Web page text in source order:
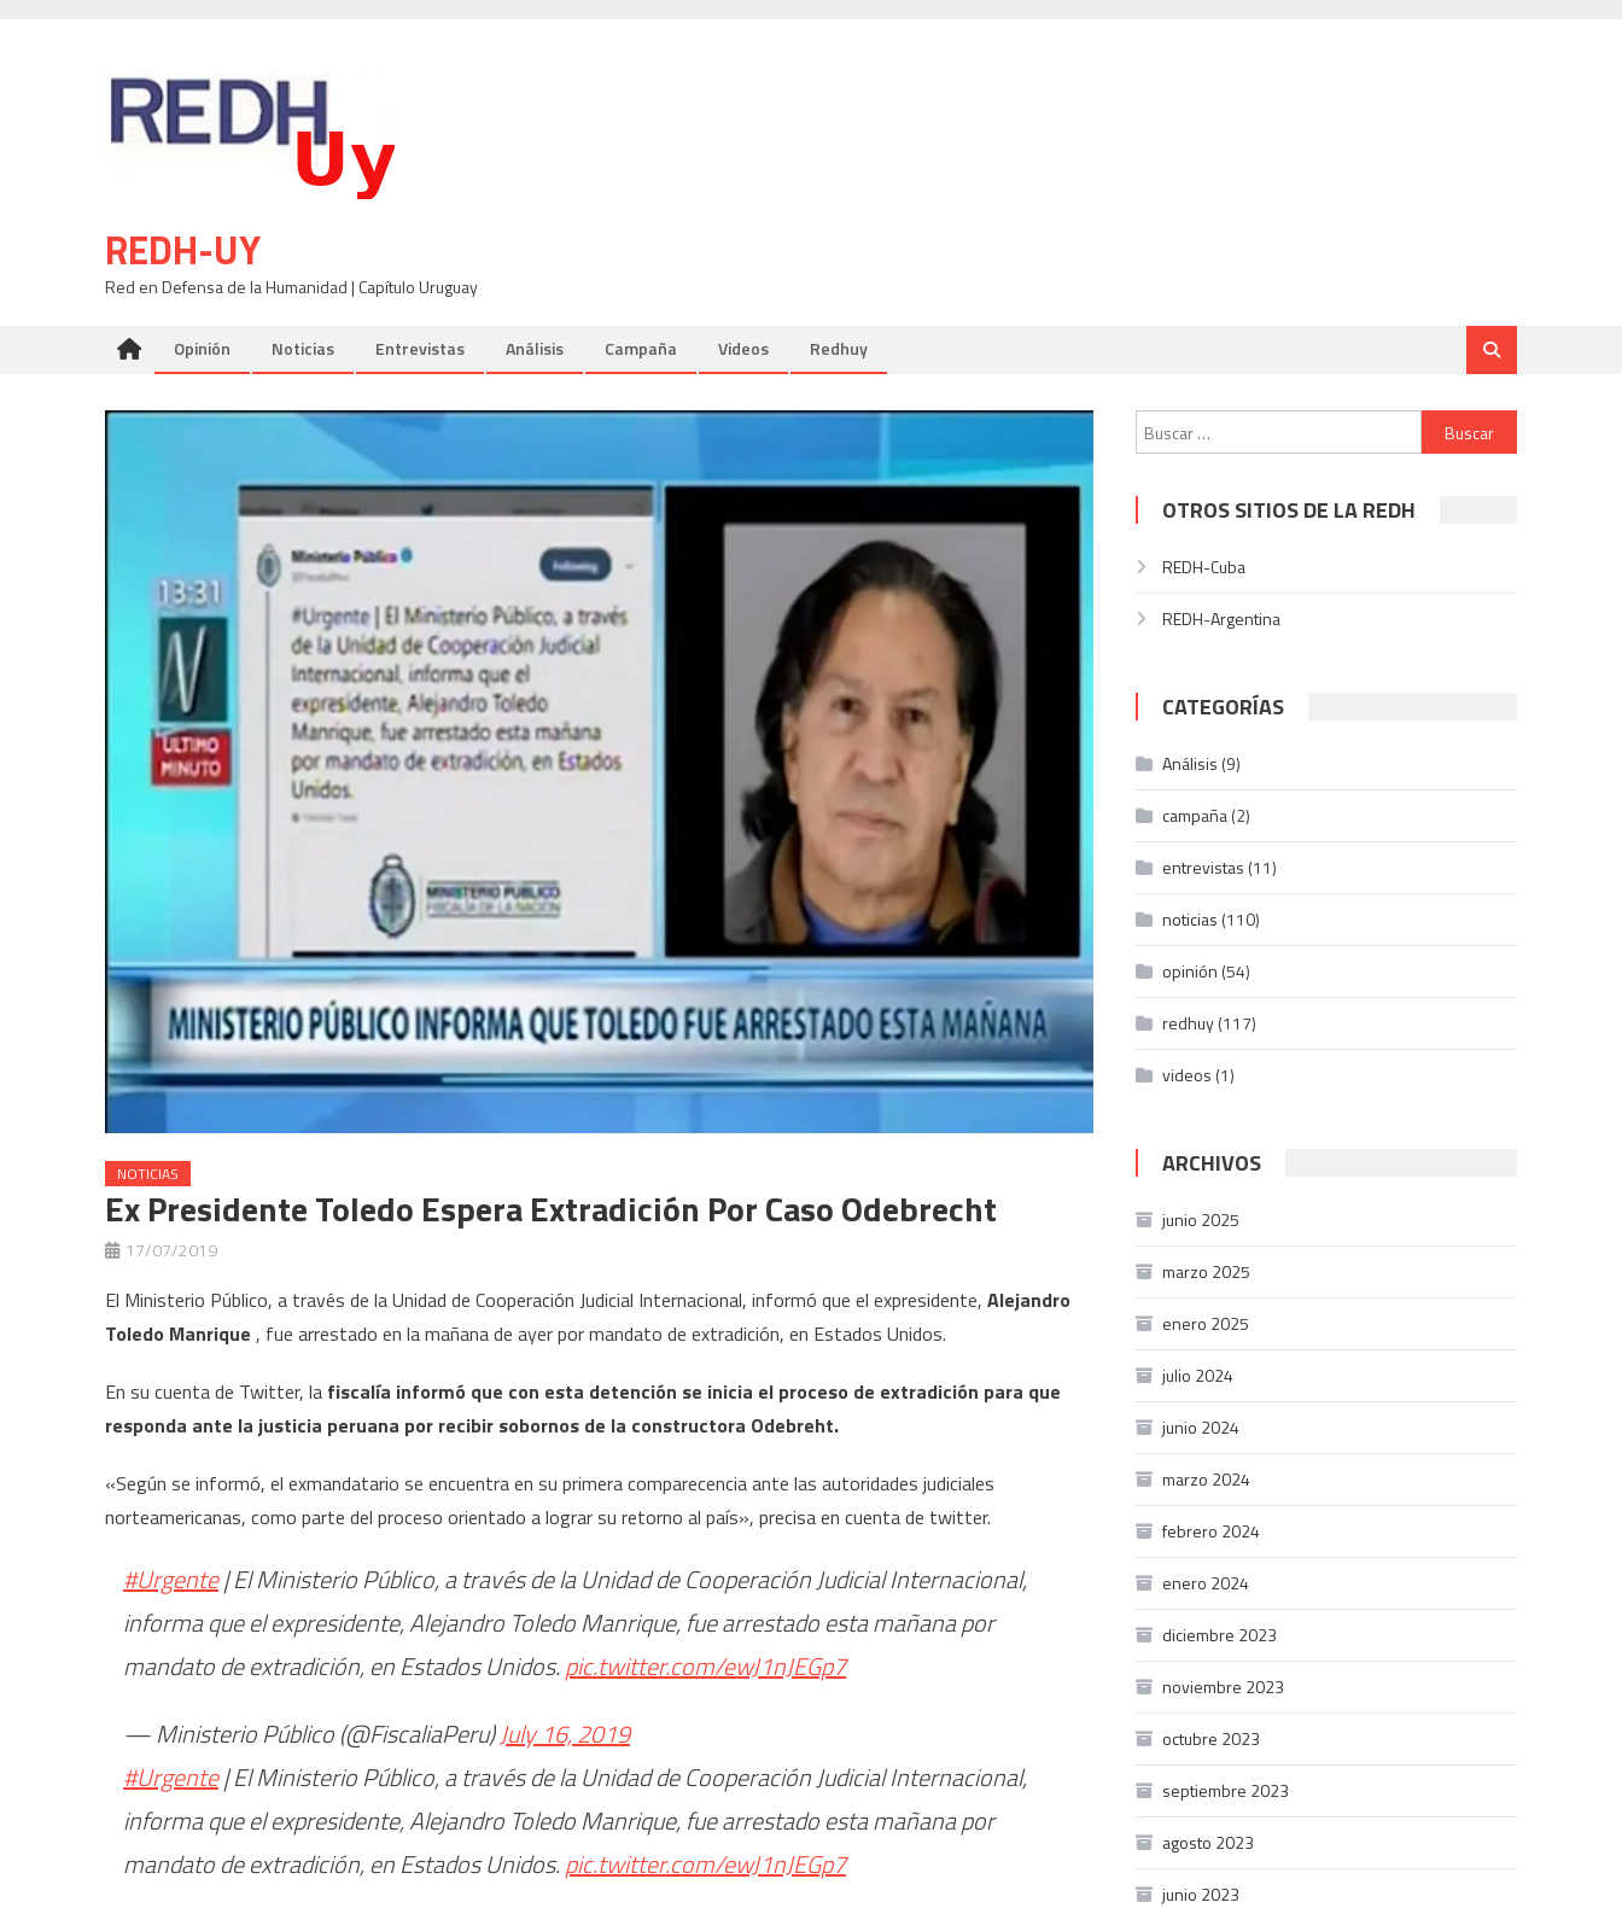
REDH-UY
Red en Defensa de la Humanidad | Capítulo Uruguay
Opinión Noticias Entrevistas Análisis Campaña Videos Redhuy
NOTICIAS
Ex Presidente Toledo Espera Extradición Por Caso Odebrecht
17/07/2019
El Ministerio Público, a través de la Unidad de Cooperación Judicial Internacional, informó que el expresidente, Alejandro
Toledo Manrique , fue arrestado en la mañana de ayer por mandato de extradición, en Estados Unidos.
En su cuenta de Twitter, la fiscalía informó que con esta detención se inicia el proceso de extradición para que
responda ante la justicia peruana por recibir sobornos de la constructora Odebreht.
«Según se informó, el exmandatario se encuentra en su primera comparecencia ante las autoridades judiciales
norteamericanas, como parte del proceso orientado a lograr su retorno al país», precisa en cuenta de twitter.
#Urgente| El Ministerio Público, a través de la Unidad de Cooperación Judicial Internacional,
informa que el expresidente, Alejandro Toledo Manrique, fue arrestado esta mañana por
mandato de extradición, en Estados Unidos.pic.twitter.com/ewJ1nJEGp7
— Ministerio Público (@FiscaliaPeru)July 16, 2019
#Urgente| El Ministerio Público, a través de la Unidad de Cooperación Judicial Internacional,
informa que el expresidente, Alejandro Toledo Manrique, fue arrestado esta mañana por
mandato de extradición, en Estados Unidos.pic.twitter.com/ewJ1nJEGp7
Buscar:
OTROS SITIOS DE LA REDH
REDH-Cuba
REDH-Argentina
CATEGORÍAS
Análisis (9)
campaña(2)
entrevistas (11)
noticias (110)
opinión (54)
redhuy(117)
videos (1)
ARCHIVOS
junio 2025
marzo 2025
enero 2025
julio 2024
junio 2024
marzo 2024
febrero 2024
enero 2024
diciembre 2023
noviembre 2023
octubre 2023
septiembre 2023
agosto 2023
junio 2023